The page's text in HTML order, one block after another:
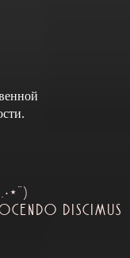
DISCIMUS